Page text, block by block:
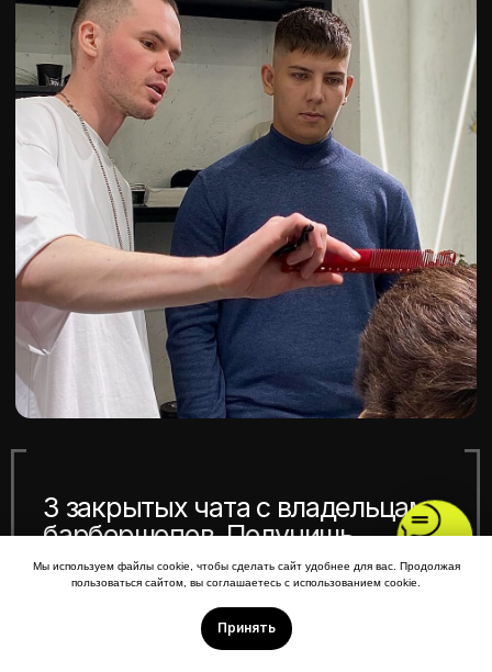
Скидка 15 000р до конца месяца
Мы используем файлы cookie, чтобы сделать сайт удобнее для вас. Продолжая
пользоваться сайтом, вы соглашаетесь с использованием cookie.
Принять